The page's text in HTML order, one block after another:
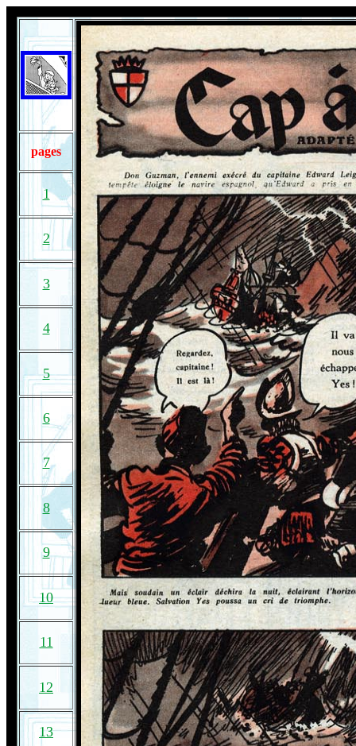
pages
1
2
3
4
5
6
7
8
9
10
11
12
13